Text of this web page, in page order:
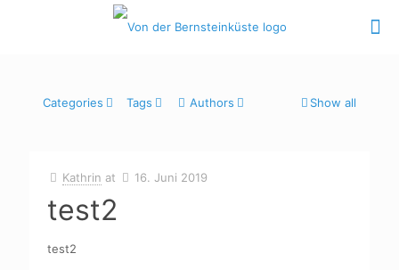
Categories Tags Authors Show all
Kathrin at 16. Juni 2019
test2
test2